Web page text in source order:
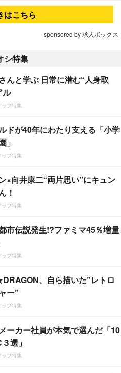
はこちら
sponsored by 求人ボックス
シ特集
んと学ぶ 日常に潜む“人身取
ル
プ特集
ドが40年にわたり支える「小学
」
プ特集
×向井康二“両片思い”にキュン
！
プ特集
市伝説発生!?ファミマ45％増量
プ特集
、自ら描いた”レトロ
ー”
プ特集
ーカー社員が本気で選んだ「10
選」
プ特集